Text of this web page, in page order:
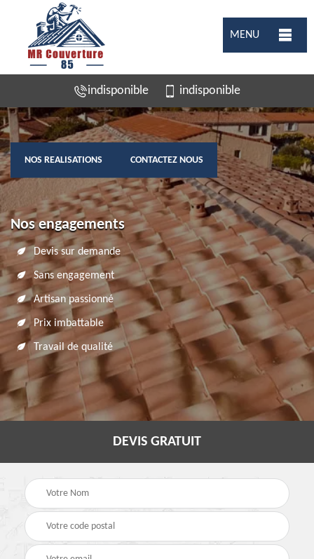
MENU
indisponible indisponible
NOS REALISATIONS CONTACTEZ NOUS
Nos engagements
Devis sur demande
Sans engagement
Artisan passionné
Prix imbattable
Travail de qualité
DEVIS GRATUIT